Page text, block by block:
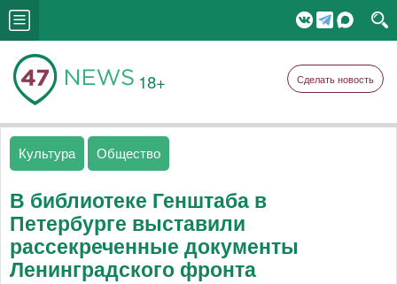
18+ Сделать новость
Культура Общество
В библиотеке Генштаба в
Петербурге выставили
рассекреченные документы
Ленинградского фронта